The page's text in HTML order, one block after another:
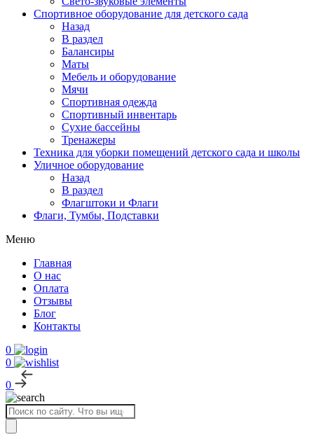
Спортивное оборудование для детского сада
Назад
В раздел
Балансиры
Маты
Мебель и оборудование
Мячи
Спортивная одежда
Спортивный инвентарь
Сухие бассейны
Тренажеры
Техника для уборки помещений детского сада и школы
Уличное оборудование
Назад
В раздел
Флагштоки и Флаги
Флаги, Тумбы, Подставки
Меню
Главная
О нас
Оплата
Отзывы
Блог
Контакты
0
0
0
Поиск
товаров